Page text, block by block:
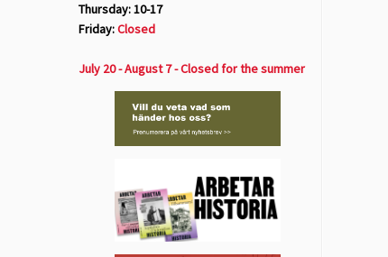
Thursday: 10-17
Friday:Closed
July 20 - August 7 - Closed for the summer